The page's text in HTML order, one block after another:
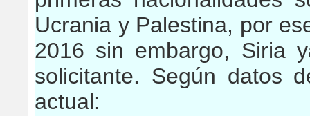
Ucrania y Palestina, por
2016 sin embargo, Siria
solicitante. Según datos
actual: